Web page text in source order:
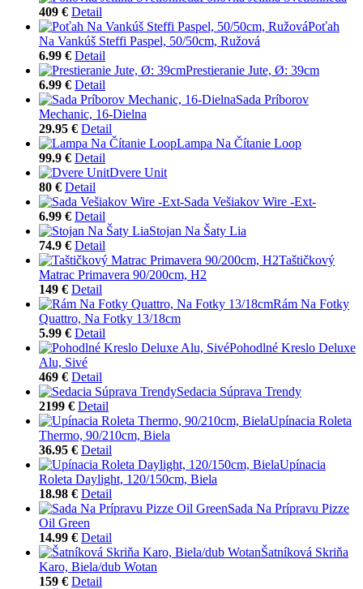
409 € Detail
Poťah
Na Vankúš Steffi Paspel, 50/50cm, Ružová
6.99 € Detail
Prestieranie Jute, Ø: 39cm
6.99 € Detail
Sada Príborov
Mechanic, 16-Dielna
29.95 € Detail
Lampa Na Čítanie Loop
99.9 € Detail
Dvere Unit
80 € Detail
Sada Vešiakov Wire -Ext-
6.99 € Detail
Stojan Na Šaty Lia
74.9 € Detail
Taštičkový
Matrac Primavera 90/200cm, H2
149 € Detail
Rám Na Fotky
Quattro, Na Fotky 13/18cm
5.99 € Detail
Pohodlné Kreslo Deluxe
Alu, Sivé
469 € Detail
Sedacia Súprava Trendy
2199 € Detail
Upínacia Roleta
Thermo, 90/210cm, Biela
36.95 € Detail
Upínacia
Roleta Daylight, 120/150cm, Biela
18.98 € Detail
Sada Na Prípravu Pizze
Oil Green
14.99 € Detail
Šatníková Skriňa
Karo, Biela/dub Wotan
159 € Detail